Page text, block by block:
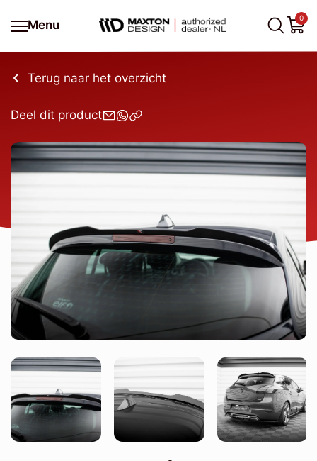
Menu
0
Terug naar het overzicht
Deel dit product